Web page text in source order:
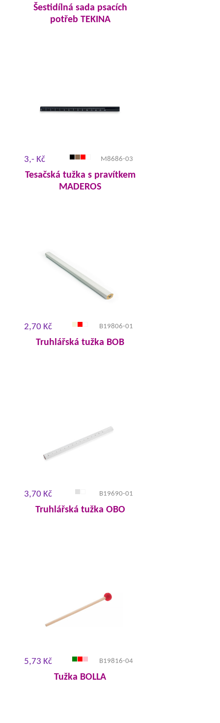
Šestidílná sada psacích
potřeb TEKINA
3,- Kč M8686-03
Tesačská tužka s pravítkem
MADEROS
2,70 Kč B19806-01
Truhlářská tužka BOB
3,70 Kč B19690-01
Truhlářská tužka OBO
5,73 Kč B19816-04
Tužka BOLLA